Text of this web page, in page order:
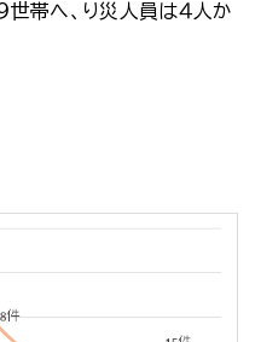
世帯へ、り災人員は４人か